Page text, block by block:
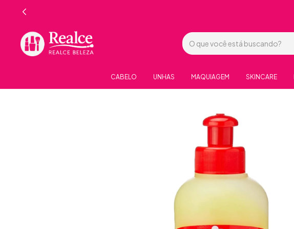
CABELO UNHAS MAQUIAGEM SKINCARE